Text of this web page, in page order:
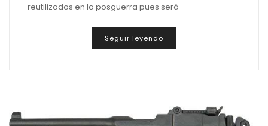
reutilizados en la posguerra pues será
Seguir leyendo